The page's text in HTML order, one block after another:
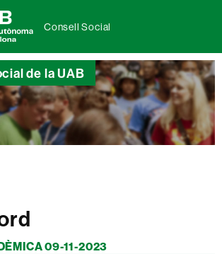
Consell Social
de la UAB
09-11-2023